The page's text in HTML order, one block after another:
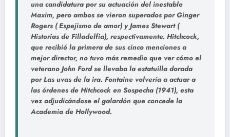
una candidatura por su actuación del inestable
Maxim, pero ambos se vieron superados por Ginger
Rogers ( Espejismo de amor) y James Stewart (
Historias de Filladelfia), respectivamente. Hitchcock,
que recibió la primera de sus cinco menciones a
mejor director, no tuvo más remedio que ver cómo el
veterano John Ford se llevaba la estatuilla dorada
por Las uvas de la ira. Fontaine volvería a actuar a
las órdenes de Hitchcock en Sospecha (1941), esta
vez adjudicándose el galardón que concede la
Academia de Hollywood.